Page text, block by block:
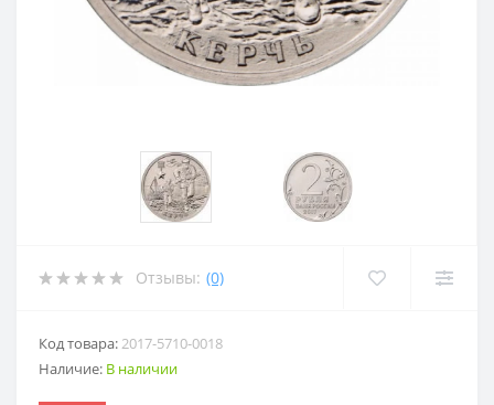
Отзывы: (0)
Код товара:2017-5710-0018
Наличие: В наличии